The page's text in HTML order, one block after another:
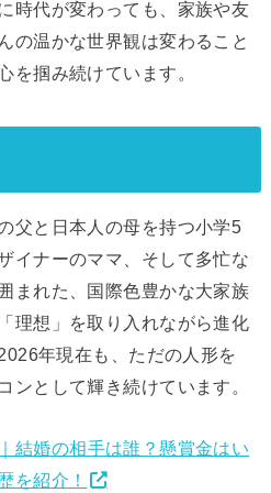
時代が変わっても、家族や友
の温かな世界観は変わること
を掴み続けています。
父と日本人の母を持つ小学5
イナーのママ、そして多忙な
まれた、国際色豊かな大家族
理想」を取り入れながら進化
年現在も、ただの人形を
ンとして輝き続けています。
結婚の相手は誰？懸賞金はい
を紹介！